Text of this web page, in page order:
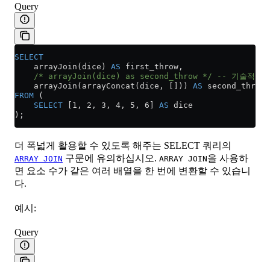
Query
SELECT
    arrayJoin(dice)
AS first_throw,
    /* arrayJoin(dice) as second_throw */
-- 기술적으
    arrayJoin(arrayConcat(dice, []))
AS second_throw
FROM (
    SELECT
[1, 2, 3, 4, 5, 6] AS dice
);
더 폭넓게 활용할 수 있도록 해주는 SELECT 쿼리의
ARRAY JOIN 구문에 유의하십시오. ARRAY JOIN을 사용하
면 요소 수가 같은 여러 배열을 한 번에 변환할 수 있습니
다.
예시:
Query